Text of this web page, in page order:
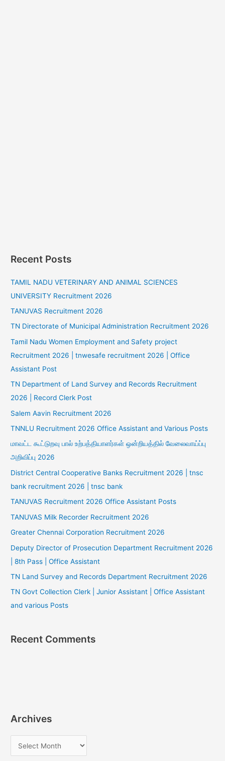
Recent Posts
TAMIL NADU VETERINARY AND ANIMAL SCIENCES
UNIVERSITY Recruitment 2026
TANUVAS Recruitment 2026
TN Directorate of Municipal Administration Recruitment 2026
Tamil Nadu Women Employment and Safety project
Recruitment 2026 | tnwesafe recruitment 2026 | Office
Assistant Post
TN Department of Land Survey and Records Recruitment
2026 | Record Clerk Post
Salem Aavin Recruitment 2026
TNNLU Recruitment 2026 Office Assistant and Various Posts
மாவட்ட கூட்டுறவு பால் உற்பத்தியாளர்கள் ஒன்றியத்தில் வேலைவாய்ப்பு
அறிவிப்பு 2026
District Central Cooperative Banks Recruitment 2026 | tnsc
bank recruitment 2026 | tnsc bank
TANUVAS Recruitment 2026 Office Assistant Posts
TANUVAS Milk Recorder Recruitment 2026
Greater Chennai Corporation Recruitment 2026
Deputy Director of Prosecution Department Recruitment 2026
| 8th Pass | Office Assistant
TN Land Survey and Records Department Recruitment 2026
TN Govt Collection Clerk | Junior Assistant | Office Assistant
and various Posts
Recent Comments
Archives
r